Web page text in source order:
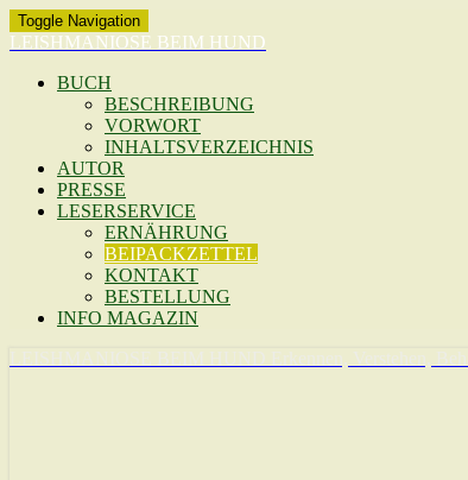
Toggle Navigation
LEISHMANIOSE BEIM HUND
BUCH
BESCHREIBUNG
VORWORT
INHALTSVERZEICHNIS
AUTOR
PRESSE
LESERSERVICE
ERNÄHRUNG
BEIPACKZETTEL
KONTAKT
BESTELLUNG
INFO MAGAZIN
LEISHMANIOSE BEIM HUND Erkennen, Verstehen,